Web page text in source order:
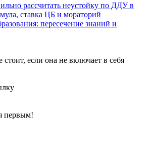
рассчитать неустойку по ДДУ в
ставка ЦБ и мораторий
пересечение знаний и
если она не включает в себя
первым!